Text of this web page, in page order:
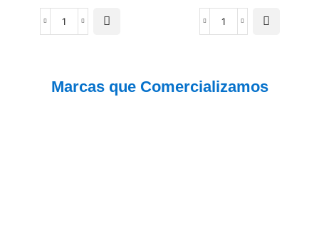
Marcas que Comercializamos